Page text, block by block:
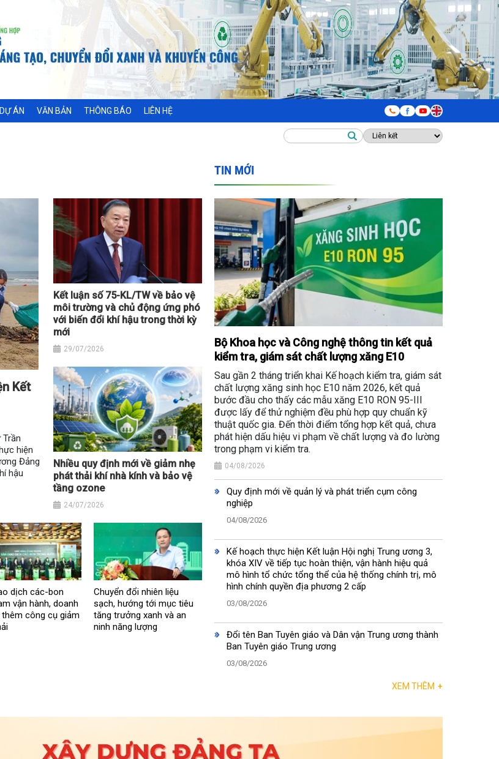
ÁN VĂN BẢN THÔNG BÁO LIÊN HỆ
Kết
hiện
Đảng
hậu
Kết luận số 75-KL/TW về bảo vệ
môi trường và chủ động ứng phó
với biến đổi khí hậu trong thời kỳ
mới
29/07/2026
Nhiều quy định mới về giảm nhẹ
phát thải khí nhà kính và bảo vệ
tầng ozone
24/07/2026
dịch các-bon
vận hành, doanh
thêm công cụ giảm
Chuyển đổi nhiên liệu
sạch, hướng tới mục tiêu
tăng trưởng xanh và an
ninh năng lượng
TIN MỚI
Bộ Khoa học và Công nghệ thông tin kết quả
kiểm tra, giám sát chất lượng xăng E10
Sau gần 2 tháng triển khai Kế hoạch kiểm tra, giám sát
chất lượng xăng sinh học E10 năm 2026, kết quả
bước đầu cho thấy các mẫu xăng E10 RON 95-III
được lấy để thử nghiệm đều phù hợp quy chuẩn kỹ
thuật quốc gia. Đến thời điểm tổng hợp kết quả, chưa
phát hiện dấu hiệu vi phạm về chất lượng và đo lường
trong phạm vi kiểm tra.
04/08/2026
Quy định mới về quản lý và phát triển cụm công
nghiệp
04/08/2026
Kế hoạch thực hiện Kết luận Hội nghị Trung ương 3,
khóa XIV về tiếp tục hoàn thiện, vận hành hiệu quả
mô hình tổ chức tổng thể của hệ thống chính trị, mô
hình chính quyền địa phương 2 cấp
03/08/2026
Đổi tên Ban Tuyên giáo và Dân vận Trung ương thành
Ban Tuyên giáo Trung ương
03/08/2026
XEM THÊM +